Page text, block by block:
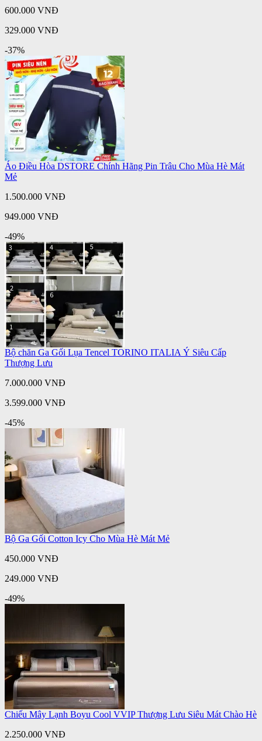
600.000 VNĐ
329.000 VNĐ
-37%
Áo Điều Hòa DSTORE Chính Hãng Pin Trâu Cho Mùa Hè Mát
Mẻ
1.500.000 VNĐ
949.000 VNĐ
-49%
Bộ chăn Ga Gối Lụa Tencel TORINO ITALIA Ý Siêu Cấp
Thượng Lưu
7.000.000 VNĐ
3.599.000 VNĐ
-45%
Bộ Ga Gối Cotton Icy Cho Mùa Hè Mát Mẻ
450.000 VNĐ
249.000 VNĐ
-49%
Chiếu Mây Lạnh Boyu Cool VVIP Thượng Lưu Siêu Mát Chào Hè
2.250.000 VNĐ